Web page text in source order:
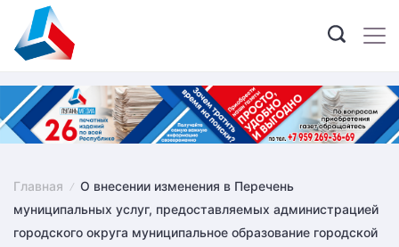
content
Главная
О внесении изменения в Перечень
муниципальных услуг, предоставляемых администрацией
городского округа муниципальное образование городской